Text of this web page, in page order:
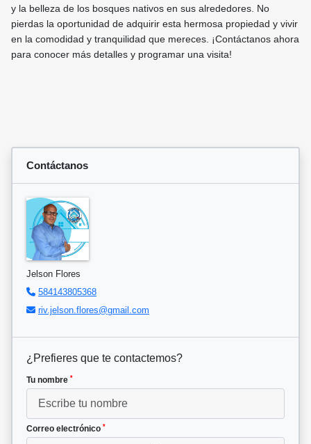
y la belleza de los bosques nativos en sus alrededores. No
pierdas la oportunidad de adquirir esta hermosa propiedad y vivir
en la comodidad y tranquilidad que mereces. ¡Contáctanos ahora
para conocer más detalles y programar una visita!
Contáctanos
Jelson Flores
584143805368
riv.jelson.flores@gmail.com
¿Prefieres que te contactemos?
Tu nombre *
Correo electrónico *